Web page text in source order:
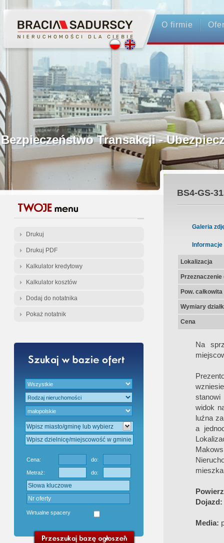
O firmie
Profesjonalne Pośrednictwo
Bezpieczeństwo Transakcji -
Licencjonowani Pośrednicy
Gratis - Przedwstępna Umowa
Drukuj
Drukuj PDF
Kalkulator kredytowy
Kalkulator kosztów
Dodaj do notatnika
Pokaż notatnik
Cena: do:
Metraż: do:
Wirtualne spacery
BS4-GS-
Galeria
Informacje
Lokalizacja
Przeznaczenie
Pow.
Wymiary
Cena
Na
stanowi
widok
luźna
a
Dojazd:
Media: